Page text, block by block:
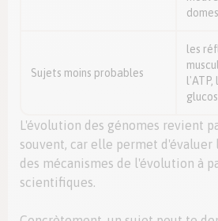
Sujets moins probables
les
L'évolution des génomes revient
souvent, car elle permet d'évaluer
des mécanismes de l'évolution à
scientifiques.